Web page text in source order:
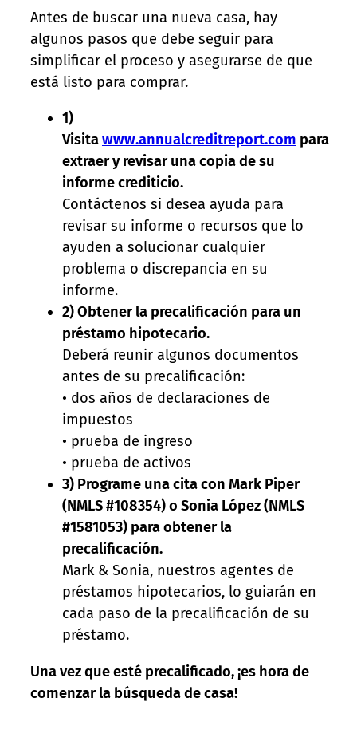
Antes de buscar una nueva casa, hay
algunos pasos que debe seguir para
simplificar el proceso y asegurarse de que
está listo para comprar.
1)
Visitawww.annualcreditreport.com para
extraer y revisar una copia de su
informe crediticio.
Contáctenos si desea ayuda para
revisar su informe o recursos que lo
ayuden a solucionar cualquier
problema o discrepancia en su
informe.
2) Obtener la precalificación para un
préstamo hipotecario.
Deberá reunir algunos documentos
antes de su precalificación:
• dos años de declaraciones de
impuestos
• prueba de ingreso
• prueba de activos
3) Programe una cita con Mark Piper
(NMLS #108354) o Sonia López (NMLS
#1581053) para obtener la
precalificación.
Mark & Sonia, nuestros agentes de
préstamos hipotecarios, lo guiarán en
cada paso de la precalificación de su
préstamo.
Una vez que esté precalificado, ¡es hora de
comenzar la búsqueda de casa!